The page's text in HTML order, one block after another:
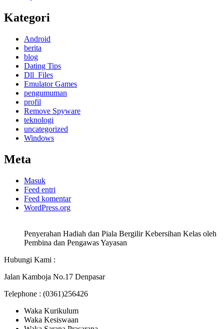
Kategori
Android
berita
blog
Dating Tips
Dll_Files
Emulator Games
pengumuman
profil
Remove Spyware
teknologi
uncategorized
Windows
Meta
Masuk
Feed entri
Feed komentar
WordPress.org
Penyerahan Hadiah dan Piala Bergilir Kebersihan Kelas oleh
Pembina dan Pengawas Yayasan
Hubungi Kami :
Jalan Kamboja No.17 Denpasar
Telephone : (0361)256426
Waka Kurikulum
Waka Kesiswaan